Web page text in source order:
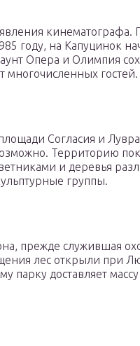
кинематографа.
году, на Капуцинок
Опера и Олимпия
многочисленных гостей.
Согласия и
Территорию
и деревья
группы.
прежде служившая
лес открыли при
парку доставляет